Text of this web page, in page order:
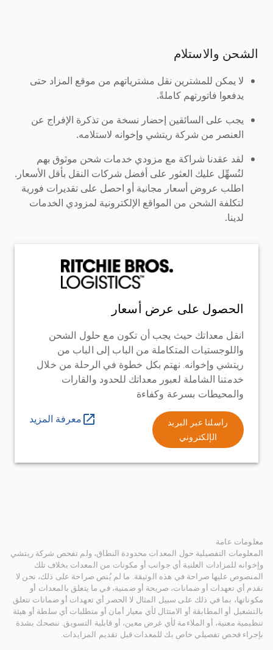
الشحن والاستلام
لا يمكن للمشترين نقل مشترياتهم من موقع المزاد حتى
يدفعوا فاتورتهم كاملةً.
يجب على السائقين إحضار نسخة من تذكرة الإفراج عن
العنصر من شركة ريتشي وإخوانه لاستلامه.
لقد عقدنا شراكة مع مزودي خدمات شحن موثوق بهم
لنُسهِّل عليك العثور على أفضل شركات النقل بأقل الأسعار.
اطلب عروض أسعار مجانية أو احصل على تقديرات فورية
لتكلفة الشحن من المواقع الإلكترونية لمزودي الخدمات
لدينا.
الحصول على عرض أسعار
انقل معداتك حيث يجب أن تكون مع حلول الشحن
واللوجستيات المتكاملة من الباب إلى الباب من
ريتشي وإخوانه. نهتم بكل خطوة في الرحلة من خلال
خدمتنا الشاملة لعبور معداتك للحدود والقارات
والمحيطات بسرعة وكفاءة
راسلنا عبر البريد
الإلكتروني
معرفة المزيد
معلومات عامة
المعلومات التفصيلية حول المعدات محدودة النطاق، ولم تفحص شركة ريتشي
وإخوانه للمزادات العلنية أي جوانب أو مكونات من المعدات بخلاف تلك
المنصوص عليها صراحة في هذه الوثيقة. ما لم يُنص صراحة على ذلك، نحن لا
نقدم أي تعهدات أو ضمانات، صريحة أو ضمنية، في ما يتعلق بالمعدات أو
مكوناتها، بما في ذلك على سبيل المثال لا الحصر أي تعهدات أو ضمانات تتعلق
بالتشغيل أو المطابقة أو الامتثال لأي معيار أمان أو متطلبات أي سلطة أو هيئة
تنظيمية معنية، أو الملاءمة لأي غرض معين، أو قابلية التسويق. ننصحك بشدة
بإجراء فحص تفصيلي خاص بك للمعدات قبل تقديم المزايدات.